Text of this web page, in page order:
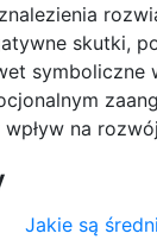
skutki,
symboliczne
na
Jakie są